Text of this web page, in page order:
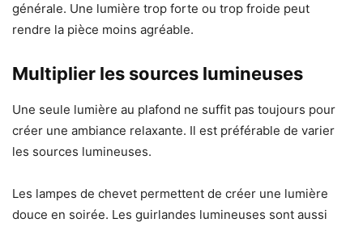
générale. Une lumière trop forte ou trop froide peut
rendre la pièce moins agréable.
Multiplier les sources lumineuses
Une seule lumière au plafond ne suffit pas toujours pour
créer une ambiance relaxante. Il est préférable de varier
les sources lumineuses.
Les lampes de chevet permettent de créer une lumière
douce en soirée. Les guirlandes lumineuses sont aussi